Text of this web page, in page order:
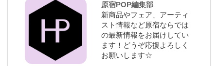
原宿POP編集部
新商品やフェア、アーティ
スト情報など原宿ならでは
の最新情報をお届けしてい
ます！どうぞ応援よろしく
お願いします☆